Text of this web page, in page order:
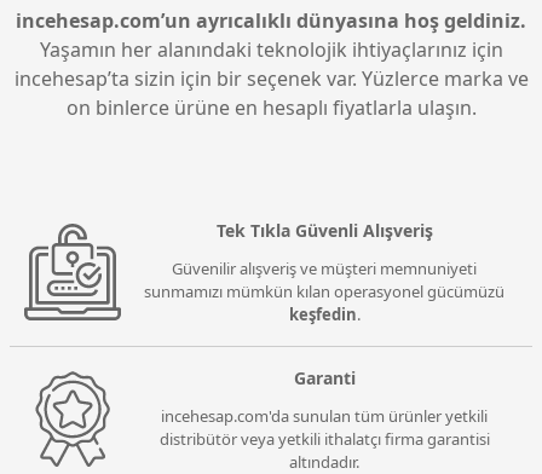
derin ve canlı görünmesini sağlar, özellikle karanlık
sahnelerde detayların daha belirgin olmasını
mümkün kılar.
incehesap.com’un ayrıcalıklı dünyasına hoş geldiniz.
Yaşamın her alanındaki teknolojik ihtiyaçlarınız için
incehesap’ta sizin için bir seçenek var. Yüzlerce marka ve
on binlerce ürüne en hesaplı fiyatlarla ulaşın.
Tek Tıkla Güvenli Alışveriş
Güvenilir alışveriş ve müşteri memnuniyeti
sunmamızı mümkün kılan operasyonel gücümüzü
keşfedin.
Garanti
incehesap.com'da sunulan tüm ürünler yetkili
distribütör veya yetkili ithalatçı firma garantisi
altındadır.